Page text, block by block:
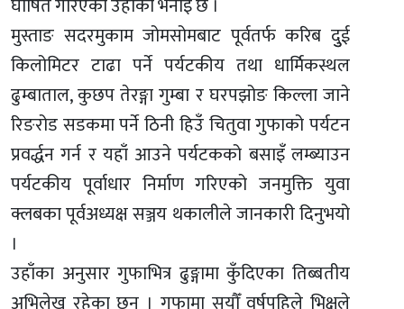
घोषित गरिएको उहाँको भनाइ छ ।
मुस्ताङ सदरमुकाम जोमसोमबाट पूर्वतर्फ करिब दुुई
किलोमिटर टाढा पर्ने पर्यटकीय तथा धार्मिकस्थल
ढुम्बाताल, कुछप तेरङ्गा गुम्बा र घरपझोङ किल्ला जाने
रिङरोड सडकमा पर्ने ठिनी हिउँ चितुवा गुफाको पर्यटन
प्रवर्द्धन गर्न र यहाँ आउने पर्यटकको बसाइँ लम्ब्याउन
पर्यटकीय पूर्वाधार निर्माण गरिएको जनमुक्ति युवा
क्लबका पूर्वअध्यक्ष सञ्जय थकालीले जानकारी दिनुभयो
।
उहाँका अनुसार गुफाभित्र ढुङ्गामा कुँदिएका तिब्बतीय